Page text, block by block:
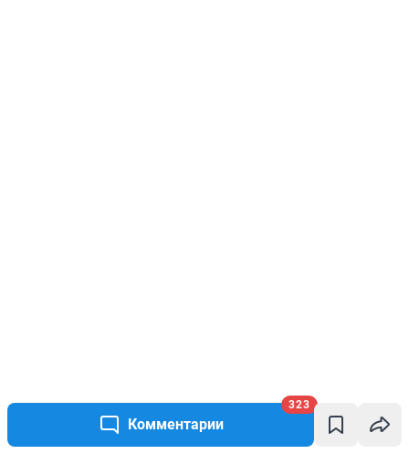
Комментарии
323